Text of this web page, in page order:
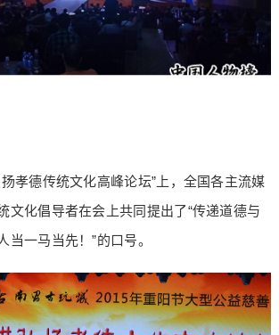
孝德传统文化高峰论坛”上，全国各主流媒
文化倡导者在会上共同提出了“传递道德与
当一马当先！”的口号。